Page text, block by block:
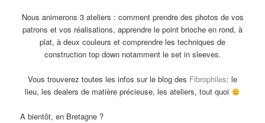
Nous animerons 3 ateliers : comment prendre des photos de vos
patrons et vos réalisations, apprendre le point brioche en rond, à
plat, à deux couleurs et comprendre les techniques de
construction top down notamment le set in sleeves.
Vous trouverez toutes les infos sur le blog des Fibrophiles: le
lieu, les dealers de matière précieuse, les ateliers, tout quoi
A bientôt, en Bretagne ?